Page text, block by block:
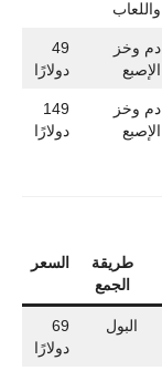
واللعاب
دم وخز
الإصبع
49
دولارًا
دم وخز
الإصبع
149
دولارًا
طريقة
الجمع
السعر
البول
69
دولارًا